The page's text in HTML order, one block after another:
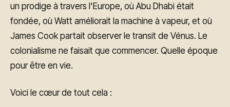
un prodige à travers l'Europe, où Abu Dhabi était
fondée, où Watt améliorait la machine à vapeur, et où
James Cook partait observer le transit de Vénus. Le
colonialisme ne faisait que commencer. Quelle époque
pour être en vie.
Voici le cœur de tout cela :